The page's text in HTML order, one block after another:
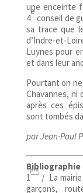
une enceinte
4
e
conseil de
sa trace que
d’Indre-et-
Luynes pour
et dans leur
Pourtant on
Chavannes, ni
après ces
sont tombés
par Jean-Paul
Bibliographie
1

/ La mairie
garçons,